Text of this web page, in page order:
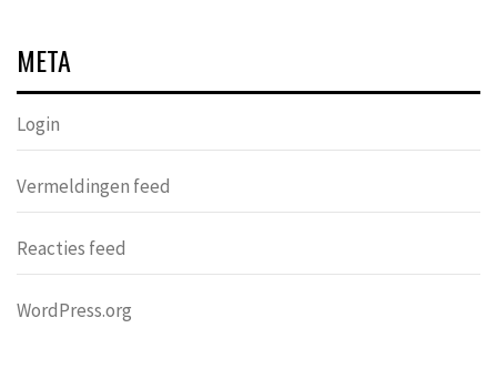
META
Login
Vermeldingen feed
Reacties feed
WordPress.org